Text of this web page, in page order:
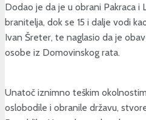
Dodao je da je u obrani Pakraca i
branitelja, dok se 15 i dalje vodi
Ivan Šreter, te naglasio da je
osobe iz Domovinskog rata.
Unatoč iznimno teškim
oslobodile i obranile državu,